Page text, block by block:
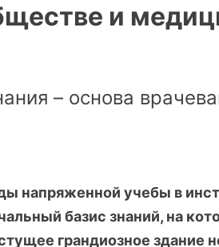
и
– основа
напряженной учебы в
базис знаний, на
грандиозное здание